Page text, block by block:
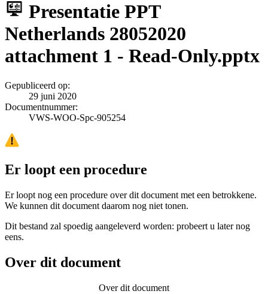
Presentatie PPT
Netherlands 28052020
attachment 1 - Read-Only.pptx
Gepubliceerd op:
29 juni 2020
Documentnummer:
VWS-WOO-Spc-905254
Er loopt een procedure
Er loopt nog een procedure over dit document met een betrokkene.
We kunnen dit document daarom nog niet tonen.
Dit bestand zal spoedig aangeleverd worden: probeert u later nog
eens.
Over dit document
Over dit document